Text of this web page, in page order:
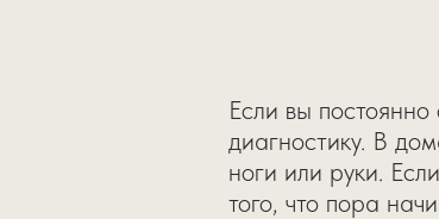
Если вы
диагностику. В
ноги или руки.
того, что пора